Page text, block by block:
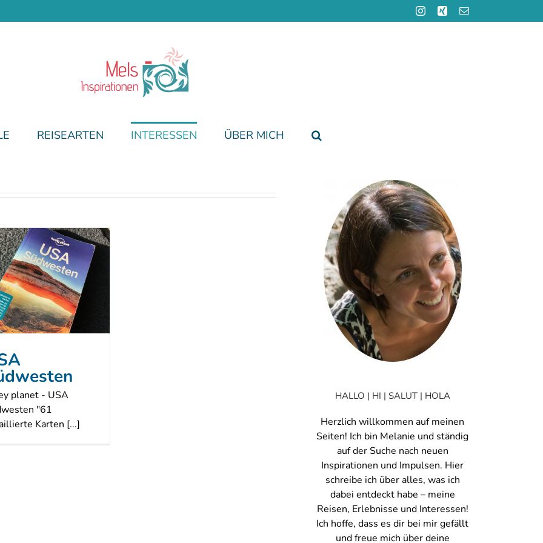
Instagram
Xing E-
Mail
REISEARTEN INTERESSEN ÜBER MICH
planet - USA
"61
Karten [...]
HALLO | HI | SALUT | HOLA
Herzlich willkommen auf meinen
Seiten! Ich bin Melanie und ständig
auf der Suche nach neuen
Inspirationen und Impulsen. Hier
schreibe ich über alles, was ich
dabei entdeckt habe – meine
Reisen, Erlebnisse und Interessen!
Ich hoffe, dass es dir bei mir gefällt
und freue mich über deine